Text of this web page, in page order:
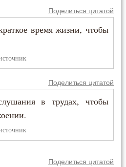
Поделиться цитатой
время жизни, чтобы
Поделиться цитатой
в трудах, чтобы
Поделиться цитатой